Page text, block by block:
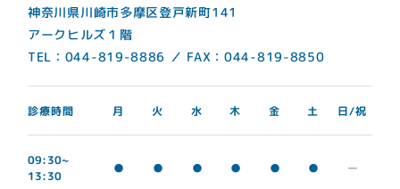
神奈川県川崎市多摩区登戸新町141
アークヒルズ１階
TEL：044-819-8886 ／ FAX：044-819-8850
診療時間 月 火 水 木 金 土 日/祝
09:30~
13:30
● ● ● ● ● ● ー